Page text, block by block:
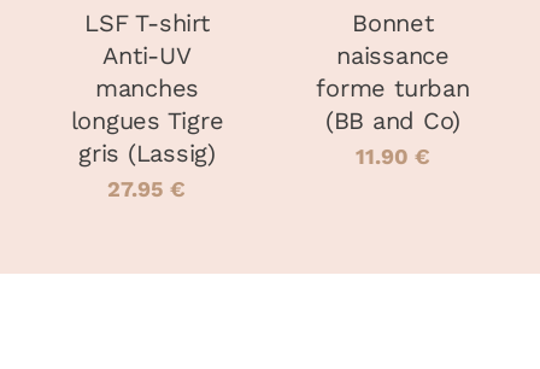
PEUVENT
ÊTRE
CHOISIES
SUR
LA
PAGE
DU
PRODUIT
LSF T-shirt
Anti-UV
manches
longues Tigre
gris (Lassig)
27.95€
PEUVENT
ÊTRE
CHOISIES
SUR
LA
PAGE
DU
Bonnet
naissance
forme turban
(BB and Co)
11.90 €